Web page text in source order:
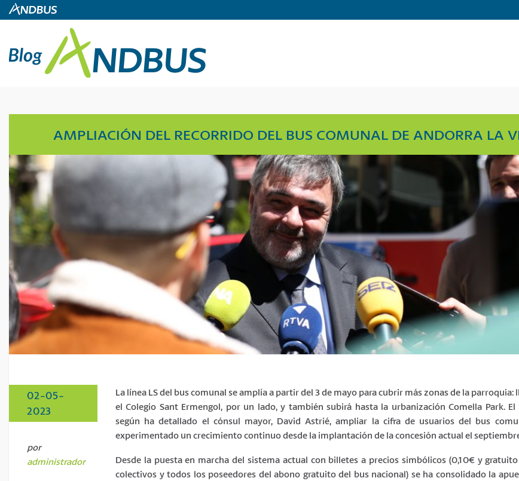
AMPLIACIÓN DEL RECORRIDO DEL BUS COMUNAL DE ANDORRA LA
02-05-
2023
por
administrador
La línea LS del bus comunal se amplía a partir del 3 de mayo para cubrir más zonas de la parroquia:
el Colegio Sant Ermengol, por un lado, y también subirá hasta la urbanización Comella Park.
según ha detallado el cónsul mayor, David Astrié, ampliar la cifra de usuarios del bus
experimentado un crecimiento continuo desde la implantación de la concesión actual el
Desde la puesta en marcha del sistema actual con billetes a precios simbólicos (0,10€ y
colectivos y todos los poseedores del abono gratuito del bus nacional) se ha consolidado la